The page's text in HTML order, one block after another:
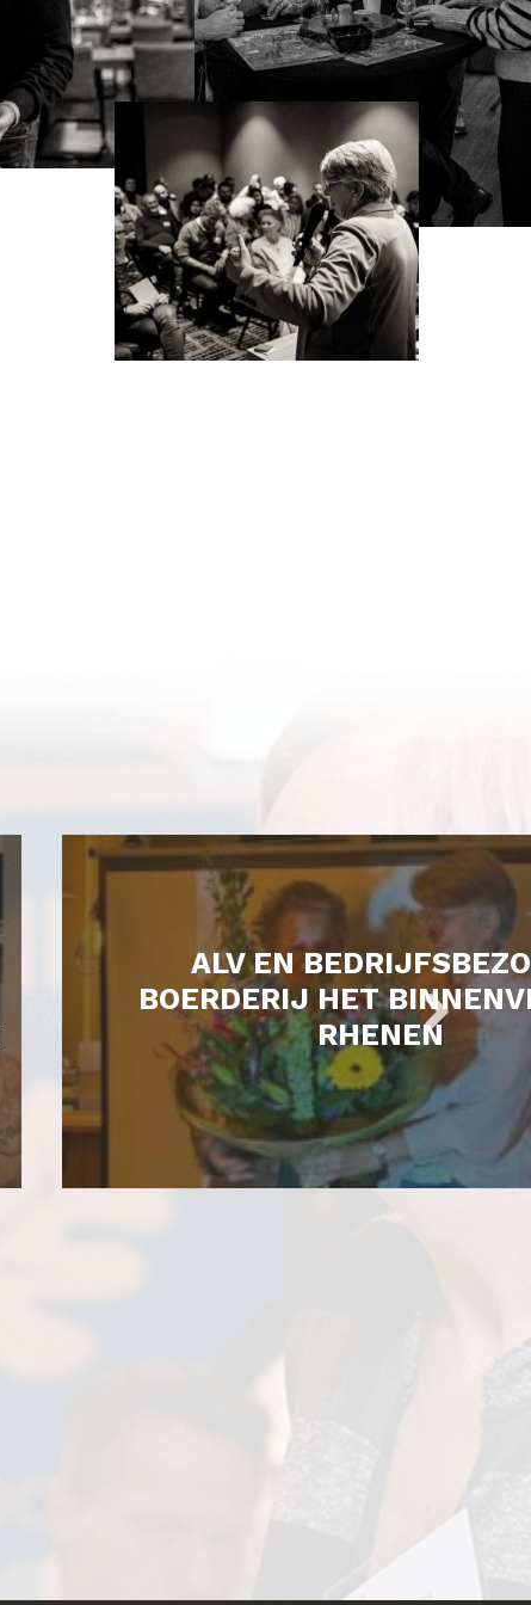
ALV EN
BOERDERIJ HET
RHENEN